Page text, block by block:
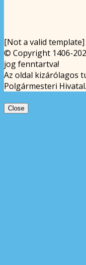
[Not a valid template]
© Copyright 1406-
jog fenntartva!
Az oldal kizárólagos
Polgármesteri Hivatal.
Close